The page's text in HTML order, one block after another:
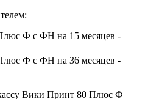
Ф с ФН на 15 месяцев -
Ф с ФН на 36 месяцев -
Вики Принт 80 Плюс Ф